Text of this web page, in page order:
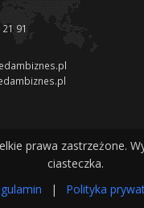
91
prawa zastrzeżone.
ciasteczka.
| Polityka